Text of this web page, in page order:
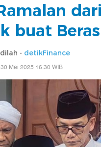
buat
- detikFinance
Mei 2025 16:30 WIB